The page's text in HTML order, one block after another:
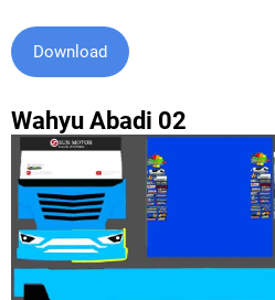
Download
Wahyu Abadi 02